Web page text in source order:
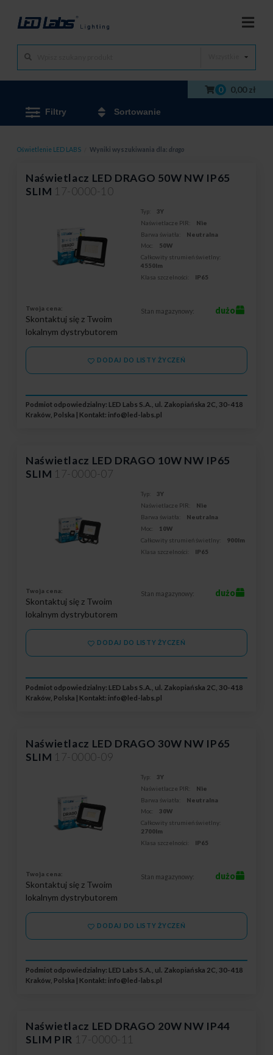
0 0,00 zł
Filtry Sortowanie
Oświetlenie LED LABS Wyniki wyszukiwania dla: drago
Naświetlacz LED DRAGO 50W NW IP65
SLIM 17-0000-10
Typ:
3Y
Naświetlacze PIR:
Nie
Barwa światła:
Neutralna
Moc:
50W
Całkowity strumień świetlny:
4550lm
Klasa szczelności:
IP65
Twoja cena:
Skontaktuj się z Twoim
lokalnym dystrybutorem
Stan magazynowy: dużo
DODAJ DO LISTY ŻYCZEŃ
Podmiot odpowiedzialny: LED Labs S.A., ul. Zakopiańska 2C, 30-418
Kraków, Polska | Kontakt: info@led-labs.pl
Naświetlacz LED DRAGO 10W NW IP65
SLIM 17-0000-07
Typ:
3Y
Naświetlacze PIR:
Nie
Barwa światła:
Neutralna
Moc:
10W
Całkowity strumień świetlny:
900lm
Klasa szczelności:
IP65
Twoja cena:
Skontaktuj się z Twoim
lokalnym dystrybutorem
Stan magazynowy: dużo
DODAJ DO LISTY ŻYCZEŃ
Podmiot odpowiedzialny: LED Labs S.A., ul. Zakopiańska 2C, 30-418
Kraków, Polska | Kontakt: info@led-labs.pl
Naświetlacz LED DRAGO 30W NW IP65
SLIM 17-0000-09
Typ:
3Y
Naświetlacze PIR:
Nie
Barwa światła:
Neutralna
Moc:
30W
Całkowity strumień świetlny:
2700lm
Klasa szczelności:
IP65
Twoja cena:
Skontaktuj się z Twoim
lokalnym dystrybutorem
Stan magazynowy: dużo
DODAJ DO LISTY ŻYCZEŃ
Podmiot odpowiedzialny: LED Labs S.A., ul. Zakopiańska 2C, 30-418
Kraków, Polska | Kontakt: info@led-labs.pl
Naświetlacz LED DRAGO 20W NW IP44
SLIM PIR 17-0000-11